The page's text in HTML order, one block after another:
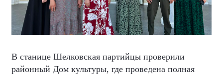
В станице Шелковская партийцы проверили
районный Дом культуры, где проведена полная